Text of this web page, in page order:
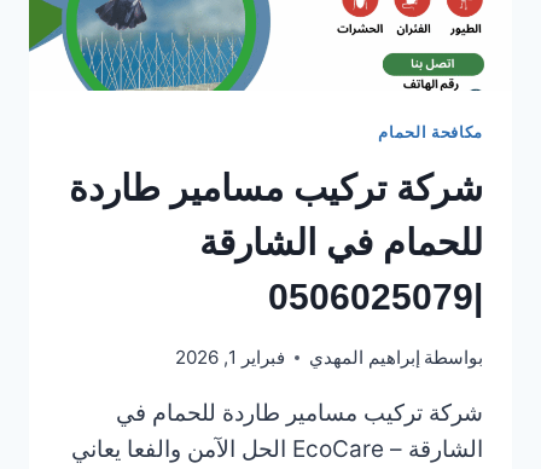
مكافحة الحمام
شركة تركيب مسامير طاردة
للحمام في الشارقة
بواسطة إبراهيم المهدي فبراير 1, 2026
شركة تركيب مسامير طاردة للحمام في
الشارقة – EcoCare الحل الآمن والفعا يعاني